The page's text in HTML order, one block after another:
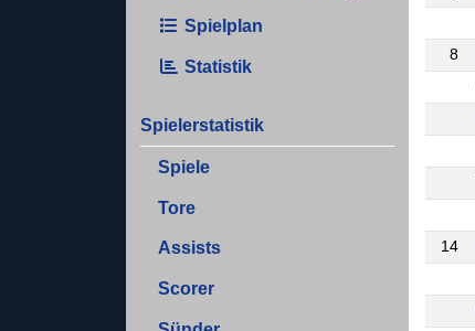
Spielplan
Statistik
Spielerstatistik
Spiele
Tore
Assists
Scorer
8
14